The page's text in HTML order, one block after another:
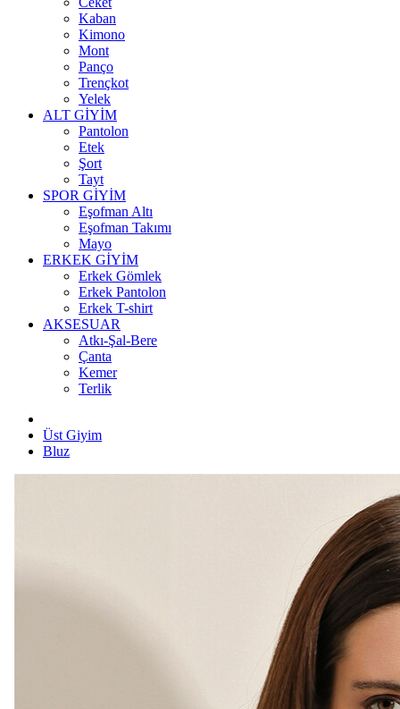
Kaban
Kimono
Mont
Panço
Trençkot
Yelek
ALT GİYİM
Pantolon
Etek
Şort
Tayt
SPOR GİYİM
Eşofman Altı
Eşofman Takımı
Mayo
ERKEK GİYİM
Erkek Gömlek
Erkek Pantolon
Erkek T-shirt
AKSESUAR
Atkı-Şal-Bere
Çanta
Kemer
Terlik
Üst Giyim
Bluz